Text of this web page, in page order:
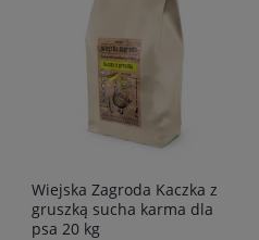
Wiejska Zagroda Kaczka z
gruszką sucha karma dla
psa 20 kg